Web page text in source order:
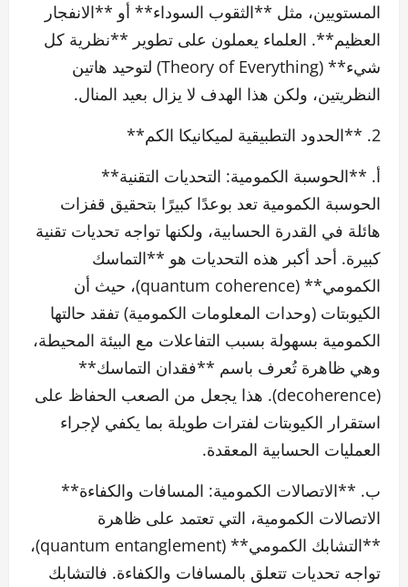
المستويين، مثل **الثقوب السوداء** أو **الانفجار
العظيم**. العلماء يعملون على تطوير **نظرية كل
شيء** (Theory of Everything) لتوحيد هاتين
النظريتين، ولكن هذا الهدف لا يزال بعيد المنال.
2. **الحدود التطبيقية لميكانيكا الكم**
أ. **الحوسبة الكمومية: التحديات التقنية**
الحوسبة الكمومية تعد بوعدًا كبيرًا بتحقيق قفزات
هائلة في القدرة الحسابية، ولكنها تواجه تحديات تقنية
كبيرة. أحد أكبر هذه التحديات هو **التماسك
الكمومي** (quantum coherence)، حيث أن
الكيوبتات (وحدات المعلومات الكمومية) تفقد حالتها
الكمومية بسهولة بسبب التفاعلات مع البيئة المحيطة،
وهي ظاهرة تُعرف باسم **فقدان التماسك**
(decoherence). هذا يجعل من الصعب الحفاظ على
استقرار الكيوبتات لفترات طويلة بما يكفي لإجراء
العمليات الحسابية المعقدة.
ب. **الاتصالات الكمومية: المسافات والكفاءة**
الاتصالات الكمومية، التي تعتمد على ظاهرة
**التشابك الكمومي** (quantum entanglement)،
تواجه تحديات تتعلق بالمسافات والكفاءة. فالتشابك